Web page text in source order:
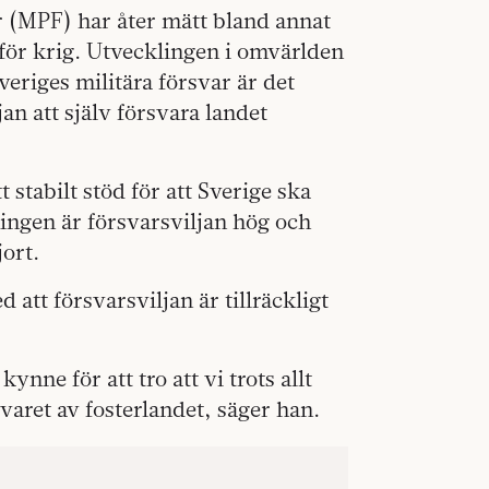
har åter mätt bland annat
krig. Utvecklingen i omvärlden
militära försvar är det
att själv försvara landet
stabilt stöd för att Sverige ska
är försvarsviljan hög och
att försvarsviljan är tillräckligt
för att tro att vi trots allt
av fosterlandet, säger han.